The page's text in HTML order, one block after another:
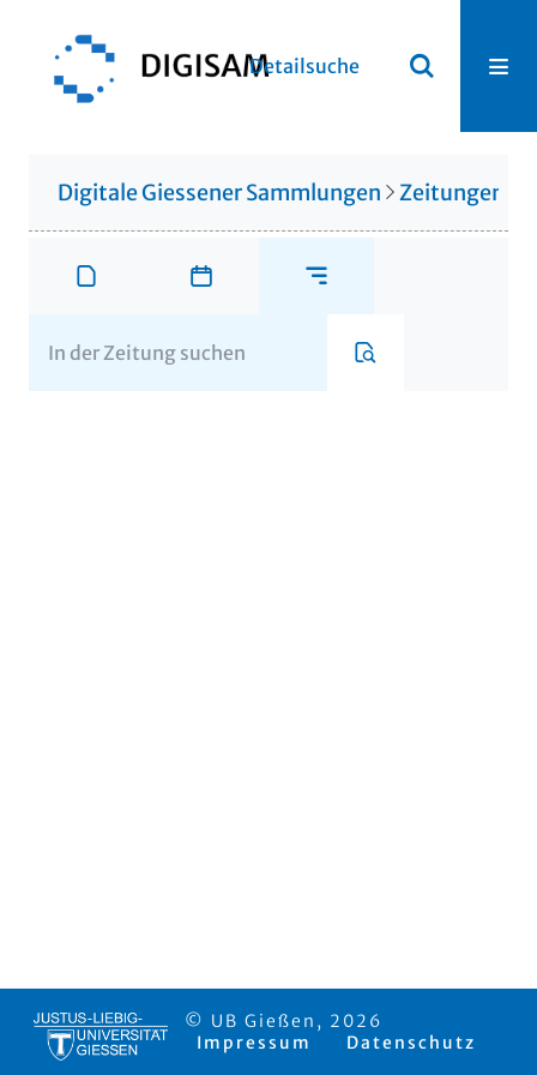
Detailsuche
Digitale Giessener Sammlungen Zeitungen
© UB Gießen, 2026
Impressum
Datenschutz